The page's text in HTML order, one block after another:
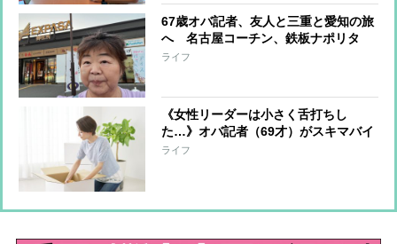
67歳オバ記者、友人と三重と愛知の旅
へ 名古屋コーチン、鉄板ナポリタ
ン…堪能した“ご当地グルメ”をリポー
ライフ
《女性リーダーは小さく舌打ちし
た…》オバ記者（69才）がスキマバイ
トに挑戦「私に肉体労働をする資格は
ライフ